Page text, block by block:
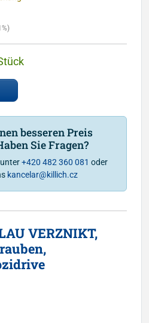
besseren Preis
Sie Fragen?
+420 482 360 081 oder
kancelar@killich.cz
VERZNIKT,